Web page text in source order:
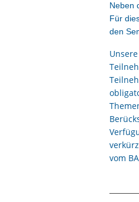
Neben
Für
den
vom